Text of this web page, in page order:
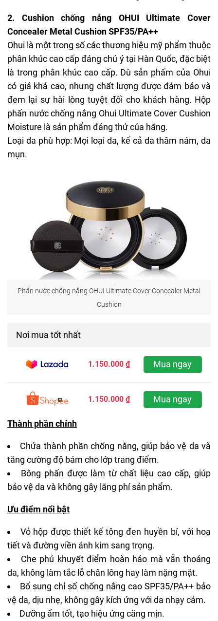
2. Cushion chống nắng OHUI Ultimate Cover
Concealer Metal Cushion SPF35/PA++
Ohui là một trong số các thương hiệu mỹ phẩm thuộc
phân khúc cao cấp đáng chú ý tại Hàn Quốc, đặc biệt
là trong phân khúc cao cấp. Dù sản phẩm của Ohui
có giá khá cao, nhưng chất lượng được đảm bảo và
đem lại sự hài lòng tuyệt đối cho khách hàng. Hộp
phấn nước chống nắng Ohui Ultimate Cover Cushion
Moisture là sản phẩm đáng thử của hãng.
Loại da phù hợp: Mọi loại da, kể cả da thâm nám, da
mụn.
Phấn nước chống nắng OHUI Ultimate Cover Concealer Metal
Cushion
Nơi mua tốt nhất
1.150.000 ₫ Mua ngay
1.150.000 ₫ Mua ngay
Thành phần chính
Chứa thành phần chống nắng, giúp bảo vệ da và
tăng cường độ bám cho lớp trang điểm.
Bông phấn được làm từ chất liệu cao cấp, giúp
bảo vệ da và không gây lãng phí sản phẩm.
Ưu điểm nổi bật
Vỏ hộp được thiết kế tông đen huyền bí, với hoạ
tiết và đường viền ánh kim sang trọng.
Che phủ khuyết điểm hoàn hảo mà vẫn thoáng
da, không làm tắc lỗ chân lông hay làm nặng mặt.
Bổ sung chỉ số chống nắng cao SPF35/PA++ bảo
vệ da, dịu nhẹ, không gây kích ứng với da nhạy cảm.
Dưỡng ẩm tốt, tạo hiệu ứng căng mịn.